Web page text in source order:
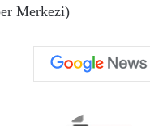
Merkezi)